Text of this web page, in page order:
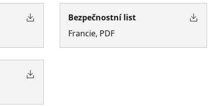
Bezpečnostní list
Francie, PDF